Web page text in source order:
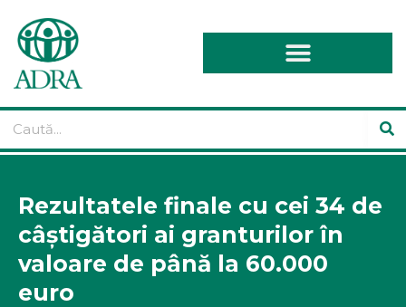
Rezultatele finale cu cei 34 de
câștigători ai granturilor în
valoare de până la 60.000
euro